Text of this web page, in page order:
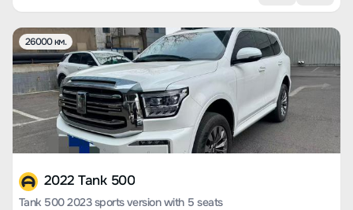
26000 км.
2022 Tank 500
Tank 500 2023 sports version with 5 seats